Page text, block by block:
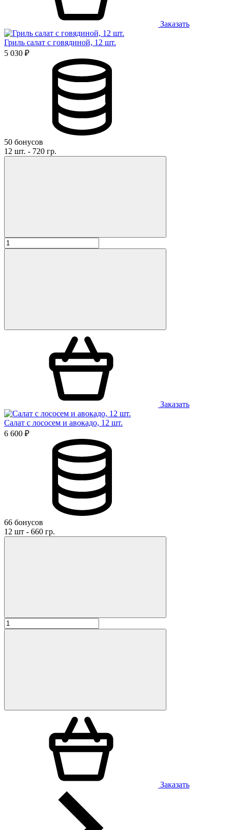
Заказать
Гриль салат с говядиной, 12 шт.
5 030 ₽
50 бонусов
12 шт. - 720 гр.
Заказать
Салат с лососем и авокадо, 12 шт.
6 600 ₽
66 бонусов
12 шт - 660 гр.
Заказать